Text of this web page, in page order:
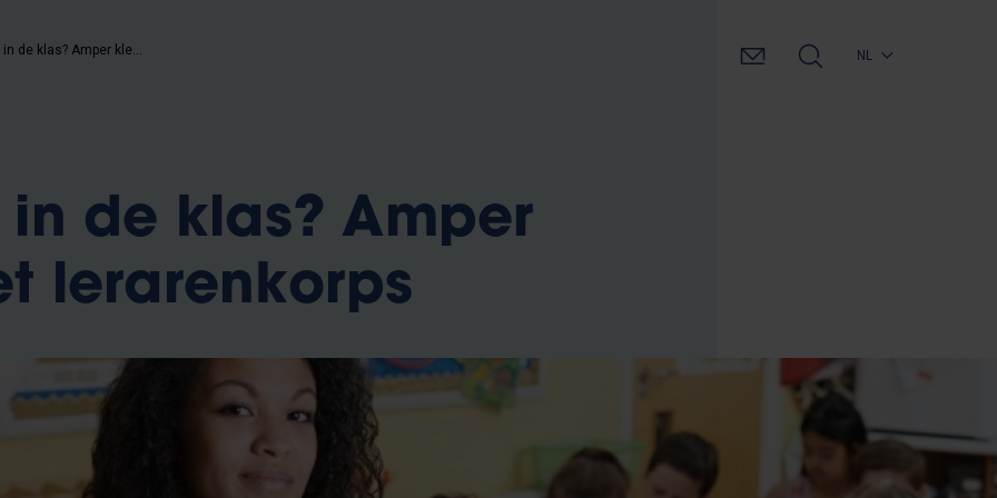
NL
in de klas? Amper
lerarenkorps